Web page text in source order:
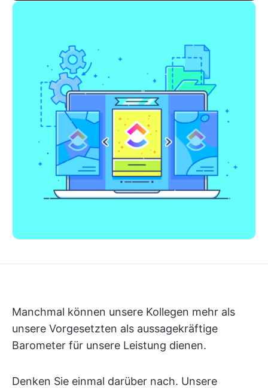
Manchmal können unsere Kollegen mehr als
unsere Vorgesetzten als aussagekräftige
Barometer für unsere Leistung dienen.
Denken Sie einmal darüber nach. Unsere